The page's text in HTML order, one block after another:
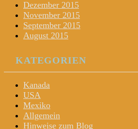
Dezember 2015
November 2015
September 2015
August 2015
KATEGORIEN
Kanada
USA
Mexiko
Allgemein
Hinweise zum Blog